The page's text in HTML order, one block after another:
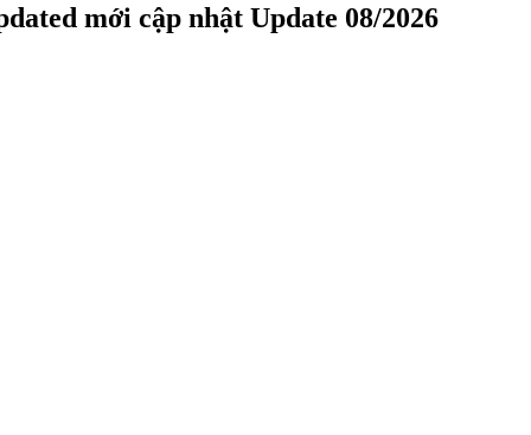
mới cập nhật Update 08/2026